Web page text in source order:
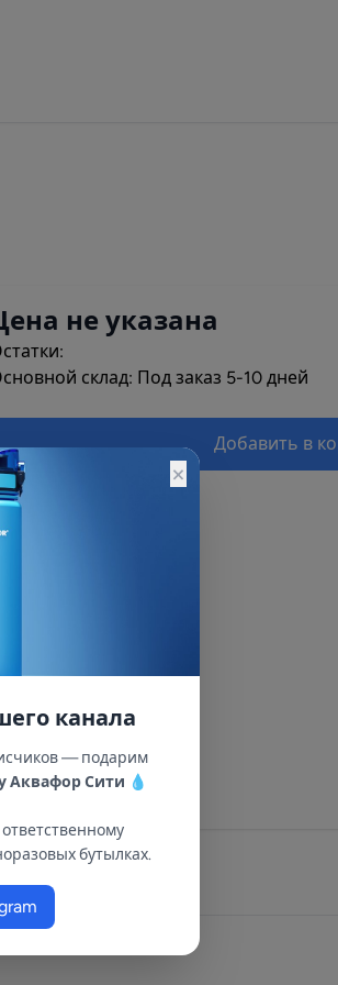
не указана
склад: Под заказ 5-10 дней
Добавить в
×
канала
— подарим
Аквафор Сити 💧
бутылках.